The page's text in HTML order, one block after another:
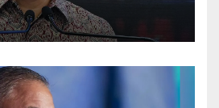
Sim